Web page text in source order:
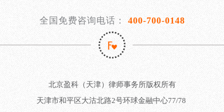
全国免费咨询电话： 400-700-0148
北京盈科（天津）律师事务所版权所有
天津市和平区大沽北路2号环球金融中心77/78